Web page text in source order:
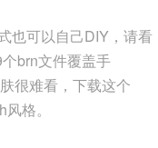
也可以自己DIY，请看
brn文件覆盖手
很难看，下载这个
格。